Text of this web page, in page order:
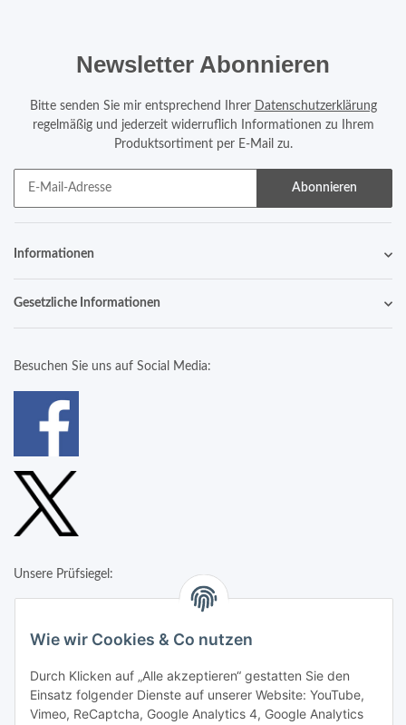
Newsletter Abonnieren
Bitte senden Sie mir entsprechend Ihrer Datenschutzerklärung
regelmäßig und jederzeit widerruflich Informationen zu Ihrem
Produktsortiment per E-Mail zu.
Abonnieren
Informationen
Gesetzliche Informationen
Besuchen Sie uns auf Social Media:
Unsere Prüfsiegel:
Wie wir Cookies & Co nutzen
Durch Klicken auf „Alle akzeptieren“ gestatten Sie den
Einsatz folgender Dienste auf unserer Website: YouTube,
Vimeo, ReCaptcha, Google Analytics 4, Google Analytics